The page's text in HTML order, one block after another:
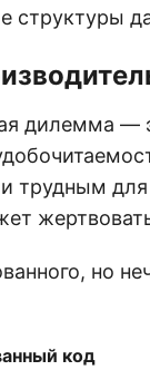
структуры
дилемма
трудным
но
код